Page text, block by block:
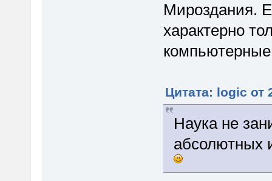
Мироздания.
характерно
Цитата: logic от
Наука не
абсолютных